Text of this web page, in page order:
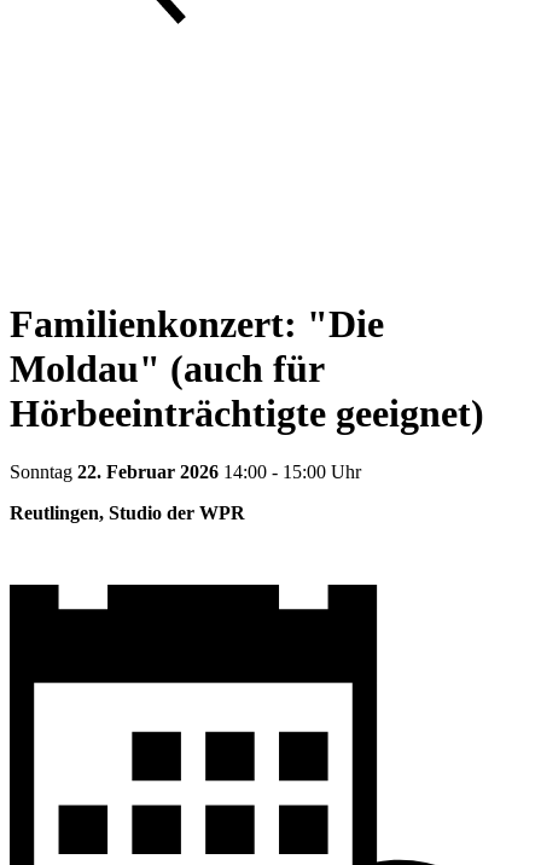
Familienkonzert: "Die
Moldau" (auch für
Hörbeeinträchtigte geeignet)
Sonntag 22. Februar 2026 14:00 - 15:00 Uhr
Reutlingen, Studio der WPR